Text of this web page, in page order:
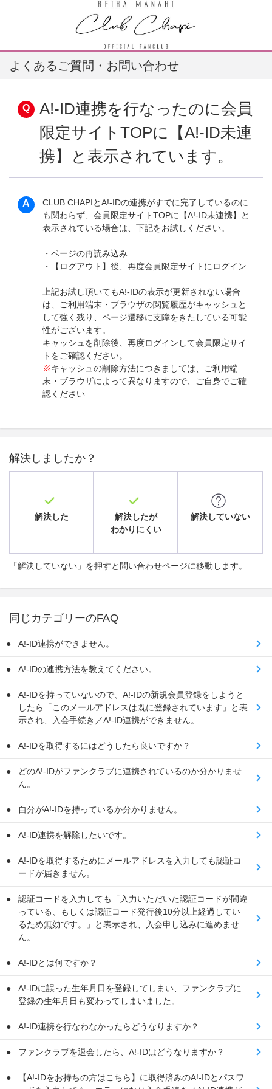
よくあるご質問・お問い合わせ
A!-ID連携を行なったのに会員
限定サイトTOPに【A!-ID未連
携】と表示されています。
CLUB CHAPIとA!-IDの連携がすでに完了しているのに
も関わらず、会員限定サイトTOPに【A!-ID未連携】と
表示されている場合は、下記をお試しください。
・ページの再読み込み
・【ログアウト】後、再度会員限定サイトにログイン
上記お試し頂いてもA!-IDの表示が更新されない場合
は、ご利用端末・ブラウザの閲覧履歴がキャッシュと
して強く残り、ページ遷移に支障をきたしている可能
性がございます。
キャッシュを削除後、再度ログインして会員限定サイ
トをご確認ください。
※キャッシュの削除方法につきましては、ご利用端
末・ブラウザによって異なりますので、ご自身でご確
認ください
解決しましたか？
解決した
解決したが
わかりにくい
解決していない
「解決していない」を押すと問い合わせページに移動します。
同じカテゴリーのFAQ
A!-ID連携ができません。
A!-IDの連携方法を教えてください。
A!-IDを持っていないので、A!-IDの新規会員登録をしようと
したら「このメールアドレスは既に登録されています」と表
示され、入会手続き／A!-ID連携ができません。
A!-IDを取得するにはどうしたら良いですか？
どのA!-IDがファンクラブに連携されているのか分かりませ
ん。
自分がA!-IDを持っているか分かりません。
A!-ID連携を解除したいです。
A!-IDを取得するためにメールアドレスを入力しても認証コ
ードが届きません。
認証コードを入力しても「入力いただいた認証コードが間違
っている、もしくは認証コード発行後10分以上経過してい
るため無効です。」と表示され、入会申し込みに進めませ
ん。
A!-IDとは何ですか？
A!-IDに誤った生年月日を登録してしまい、ファンクラブに
登録の生年月日も変わってしまいました。
A!-ID連携を行なわなかったらどうなりますか？
ファンクラブを退会したら、A!-IDはどうなりますか？
【A!-IDをお持ちの方はこちら】に取得済みのA!-IDとパスワ